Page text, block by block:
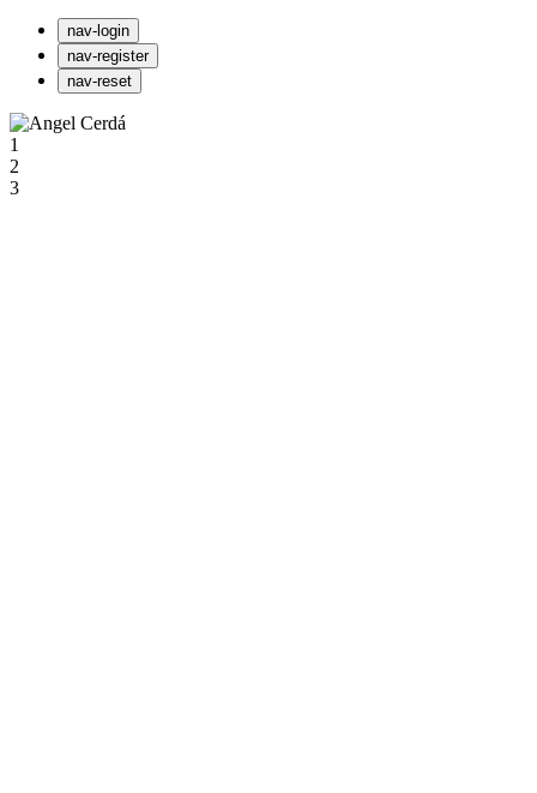
nav-login
nav-register
nav-reset
1
2
3